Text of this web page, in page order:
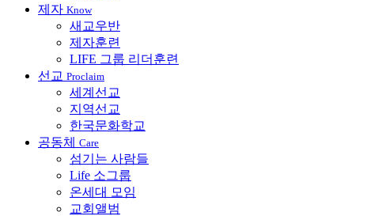
제자 Know
새교우반
제자훈련
LIFE 그룹 리더훈련
선교 Proclaim
세계선교
지역선교
한국문화학교
공동체 Care
섬기는 사람들
Life 소그룹
온세대 모임
교회앨범